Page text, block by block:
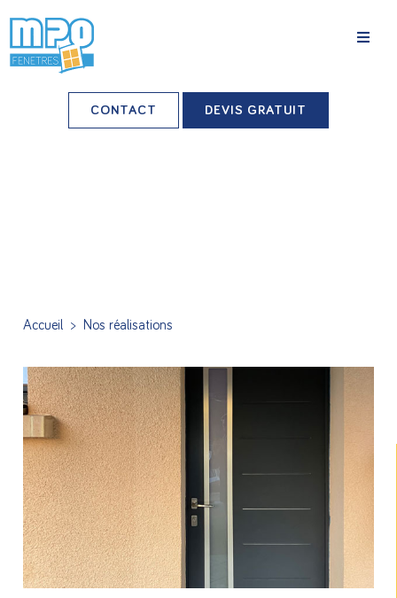
Nos agences
Nos produits
CONTACT DEVIS GRATUIT
Accueil > Nos réalisations